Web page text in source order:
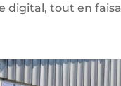
digital, tout en